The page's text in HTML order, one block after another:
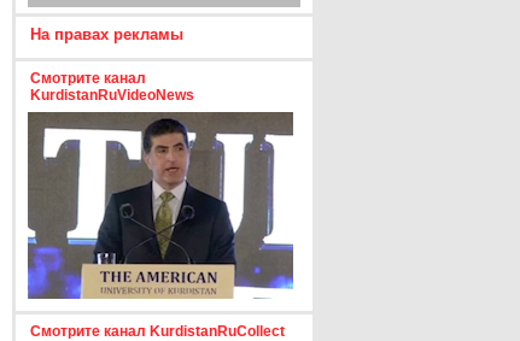
На правах рекламы
Смотрите канал
KurdistanRuVideoNews
Смотрите канал KurdistanRuCollect